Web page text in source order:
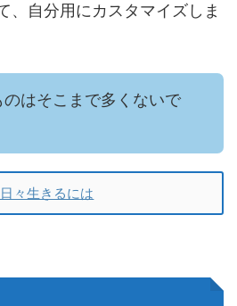
、自分用にカスタマイズしま
のはそこまで多くないで
々生きるには